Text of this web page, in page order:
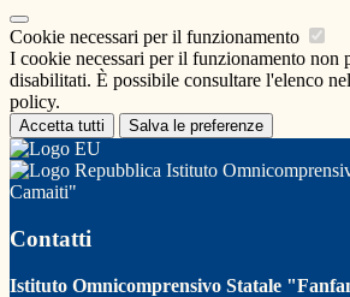
Cookie necessari per il funzionamento
I cookie necessari per il funzionamento non
disabilitati. È possibile consultare l'elenco
policy.
Accetta tutti Salva le preferenze
Istituto
Camaiti"
Contatti
Istituto Omnicomprensivo Statale